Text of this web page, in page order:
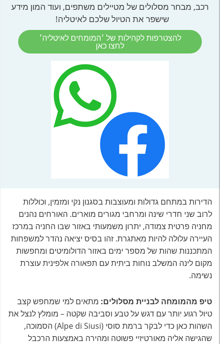
רכב, מבחר מסלולים של מטיילים משתפים, ועוד המון מידע
שישפר את הטיול שלכם לאיטליה!
להצטרפות לקהילות של ׳המומחים לאיטליה׳
לחצו כאן
הדירות במתחם גדולות ומעוצבות בסגנון נקי ומזמין, וכוללות
לרוב שני חדרי שינה ומרחבי מגורים מוארים. האורחים נהנים
מחניה פרטית צמודה, יתרון משמעותי באזור שבו החניה במרכז
העיירה עלולה להיות מאתגרת. זהו בסיס יציאה נהדר למשפחות
המתכננות שהות של מספר ימים באזור הדולומיטים ומחפשות
מקום לינה המשלב נוחות ביתית עם תפאורה אלפינית עוצרת
נשימה.
טיפ מהמומחה לבניית מסלולים: מתאים למי שמחפש קצב
טיול רגוע יותר עם דגש על טבע וסביבה שקטה – מומלץ לנצל את
השהות כאן כדי לבקר ברמת סוסי (Alpe di Siusi) הסמוכה,
שהגישה אליה מאורטיזיי פשוטה ומהירה באמצעות הרכבל